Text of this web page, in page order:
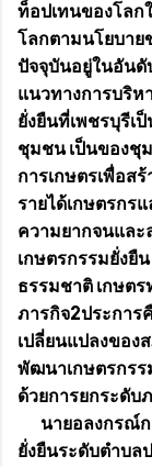
ท็อปเทนของโลก
โลกตามนโยบาย
ปัจจุบันอยู่ในอันดั
แนวทางการบริ
ยั่งยืนที่เพชรบุรีเ
ชุมชน เป็นของชุ
การเกษตรเพื่อส
รายได้เกษตรก
ความยากจนและ
เกษตรกรรมยั่งยื
ธรรมชาติ เกษต
ภารกิจ2ประการ
เปลี่ยนแปลงขอ
พัฒนาเกษตรกรร
ด้วยการยกระดับ
นายอลงกรณ์ก
ยั่งยืนระดับตำบล